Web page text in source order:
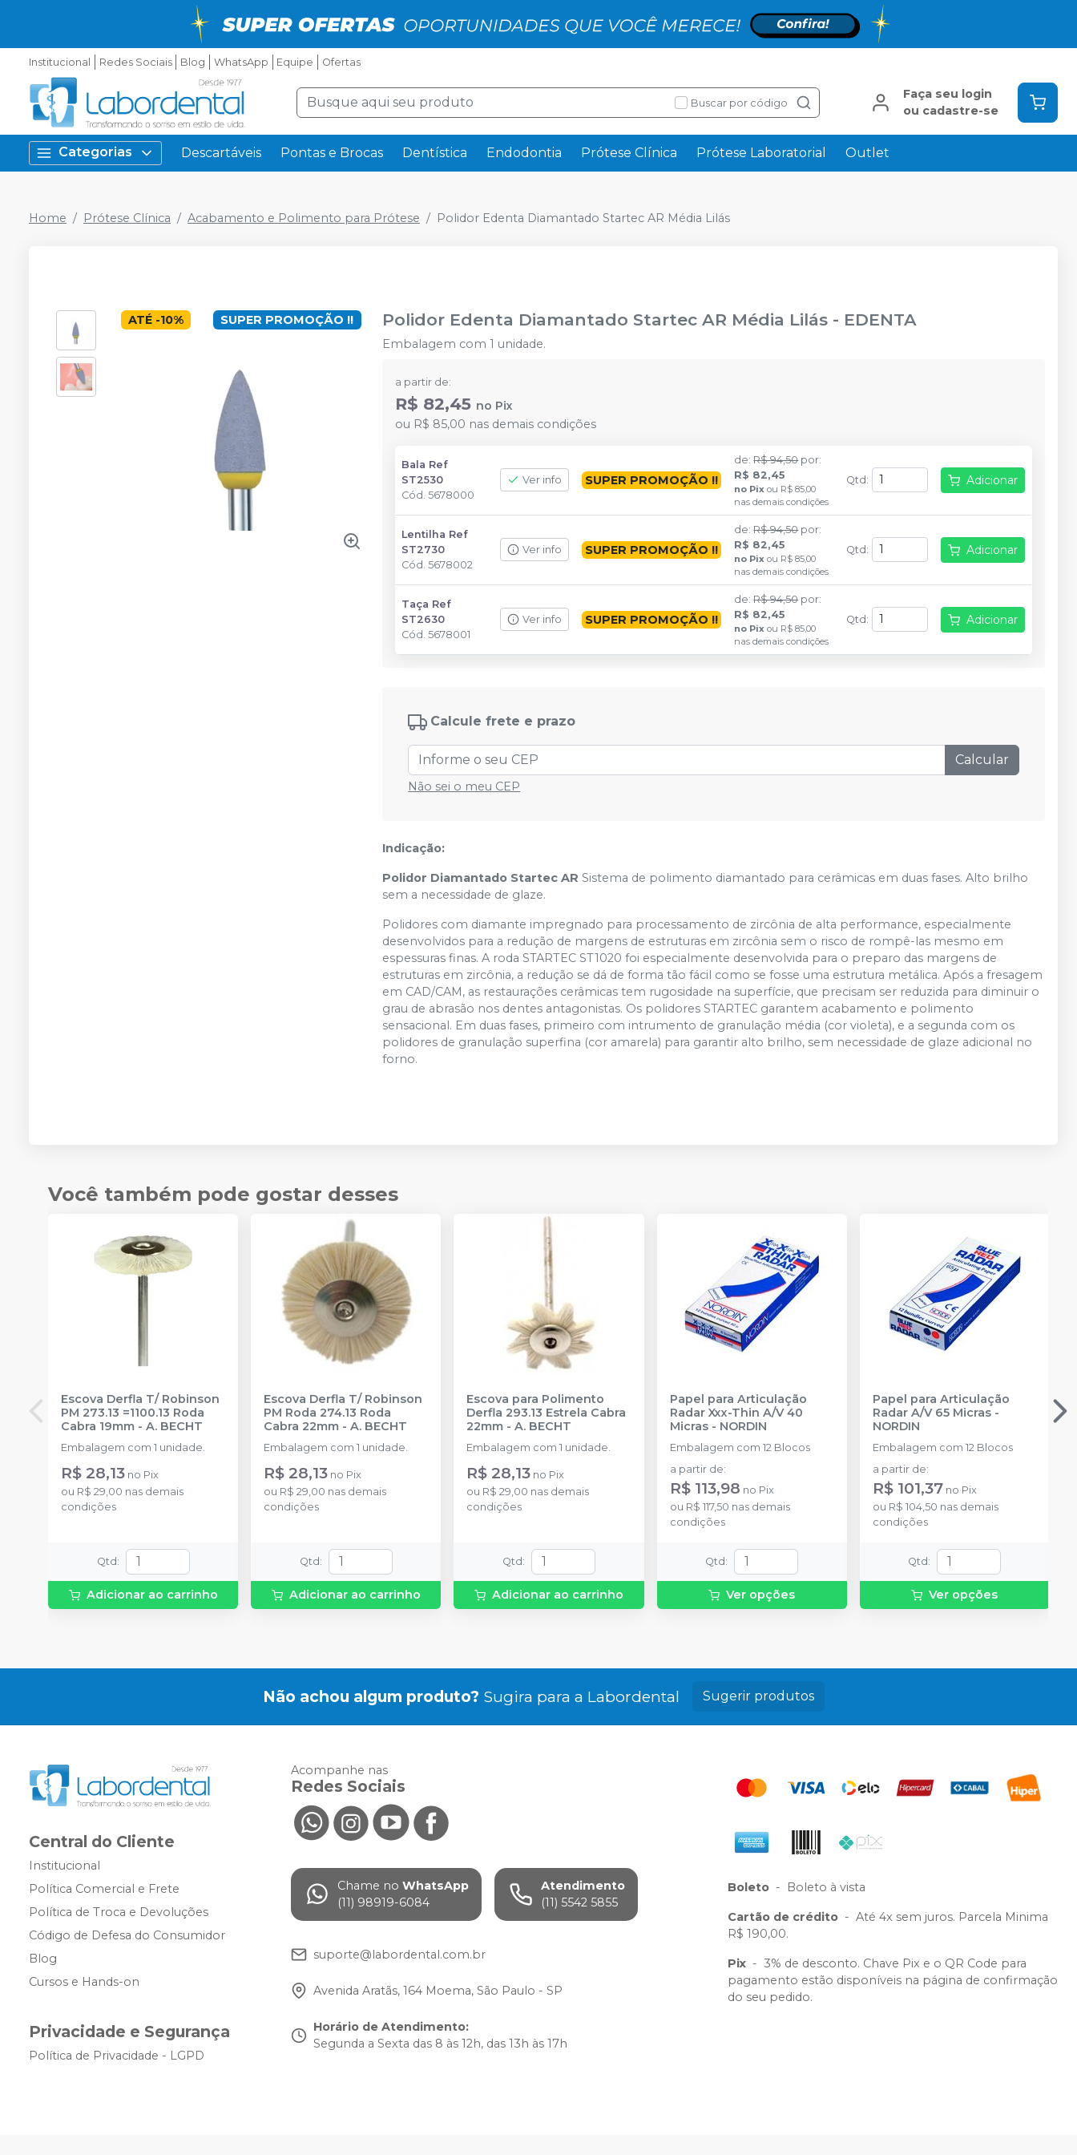
Institucional Redes Sociais Blog WhatsApp Equipe Ofertas
Buscar por código
Faça seu login
ou cadastre-se
Categorias Descartáveis Pontas e Brocas Dentística Endodontia Prótese Clínica Prótese Laboratorial Outlet
Home Prótese Clínica Acabamento e Polimento para Prótese Polidor Edenta Diamantado Startec AR Média Lilás
SUPER PROMOÇÃO !!
ATÉ -10% Polidor Edenta Diamantado Startec AR Média Lilás - EDENTA
Embalagem com 1 unidade.
a partir de:
R$ 82,45 no Pix
ou R$ 85,00 nas demais condições
Bala Ref
ST2530
Cód.5678000
Ver info SUPER PROMOÇÃO !!
de: R$ 94,50 por:
R$ 82,45
no Pix ou R$ 85,00
nas demais condições
Qtd : Adicionar
Lentilha Ref
ST2730
Cód.5678002
Ver info SUPER PROMOÇÃO !!
de: R$ 94,50 por:
R$ 82,45
no Pix ou R$ 85,00
nas demais condições
Qtd : Adicionar
Taça Ref
ST2630
Cód.5678001
Ver info SUPER PROMOÇÃO !!
de: R$ 94,50 por:
R$ 82,45
no Pix ou R$ 85,00
nas demais condições
Qtd : Adicionar
Calcule frete e prazo
Calcular
Não sei o meu CEP
Indicação:
Polidor Diamantado Startec AR Sistema de polimento diamantado para cerâmicas em duas fases. Alto brilho
sem a necessidade de glaze.
Polidores com diamante impregnado para processamento de zircônia de alta performance, especialmente
desenvolvidos para a redução de margens de estruturas em zircônia sem o risco de rompê-las mesmo em
espessuras finas. A roda STARTEC ST1020 foi especialmente desenvolvida para o preparo das margens de
estruturas em zircônia, a redução se dá de forma tão fácil como se fosse uma estrutura metálica. Após a fresagem
em CAD/CAM, as restaurações cerâmicas tem rugosidade na superfície, que precisam ser reduzida para diminuir o
grau de abrasão nos dentes antagonistas. Os polidores STARTEC garantem acabamento e polimento
sensacional. Em duas fases, primeiro com intrumento de granulação média (cor violeta), e a segunda com os
polidores de granulação superfina (cor amarela) para garantir alto brilho, sem necessidade de glaze adicional no
forno.
Você também pode gostar desses
Escova Derfla T/ Robinson
PM 273.13 =1100.13 Roda
Cabra 19mm - A. BECHT
Embalagem com 1 unidade.
R$ 28,13 no Pix
ou R$ 29,00 nas demais
condições
Qtd :
Adicionar ao carrinho
Escova Derfla T/ Robinson
PM Roda 274.13 Roda
Cabra 22mm -A. BECHT
Embalagem com 1 unidade.
R$ 28,13 no Pix
ou R$ 29,00 nas demais
condições
Qtd :
Adicionar ao carrinho
Escova para Polimento
Derfla 293.13 Estrela Cabra
22mm -A. BECHT
Embalagem com 1 unidade.
R$ 28,13 no Pix
ou R$ 29,00 nas demais
condições
Qtd :
Adicionar ao carrinho
Papel para Articulação
Radar Xxx-Thin A/V 40
Micras- NORDIN
Embalagem com 12 Blocos
a partir de:
R$ 113,98 no Pix
ou R$ 117,50 nas demais
condições
Qtd :
Ver opções
Papel para Articulação
Radar A/V 65 Micras-
NORDIN
Embalagem com 12 Blocos
a partir de:
R$ 101,37 no Pix
ou R$ 104,50 nas demais
condições
Qtd :
Ver opções
Não achou algum produto? Sugira para a Labordental Sugerir produtos
Central do Cliente
Institucional
Política Comercial e Frete
Política de Troca e Devoluções
Código de Defesa do Consumidor
Blog
Cursos e Hands-on
Privacidade e Segurança
Política de Privacidade - LGPD
Acompanhe nas
Redes Sociais
Chame no WhatsApp
(11) 98919-6084
Atendimento
(11) 5542 5855
suporte@labordental.com.br
Avenida Aratãs, 164 Moema, São Paulo - SP
Horário de Atendimento:
Segunda a Sexta das 8 às 12h, das 13h às 17h
Boleto - Boleto à vista
Cartão de crédito - Até 4x sem juros. Parcela Minima
R$ 190,00.
Pix - 3% de desconto. Chave Pix e o QR Code para
pagamento estão disponíveis na página de confirmação
do seu pedido.